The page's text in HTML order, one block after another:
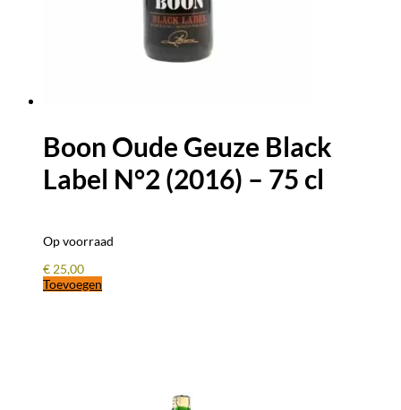
Boon Oude Geuze Black
Label N°2 (2016) – 75 cl
Op voorraad
€ 25,00
Toevoegen